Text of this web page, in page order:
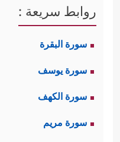
روابط سريعة :
سورة البقرة
سورة يوسف
سورة الكهف
سورة مريم